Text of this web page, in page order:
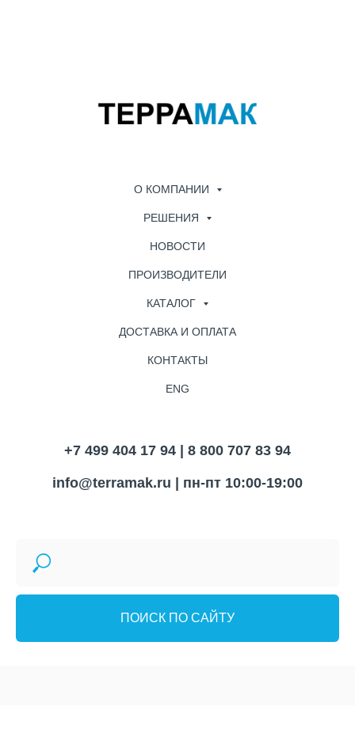
О КОМПАНИИ
РЕШЕНИЯ
НОВОСТИ
ПРОИЗВОДИТЕЛИ
КАТАЛОГ
ДОСТАВКА И ОПЛАТА
КОНТАКТЫ
ENG
+7 499 404 17 94 | 8 800 707 83 94
info@terramak.ru | пн-пт 10:00-19:00
ПОИСК ПО САЙТУ